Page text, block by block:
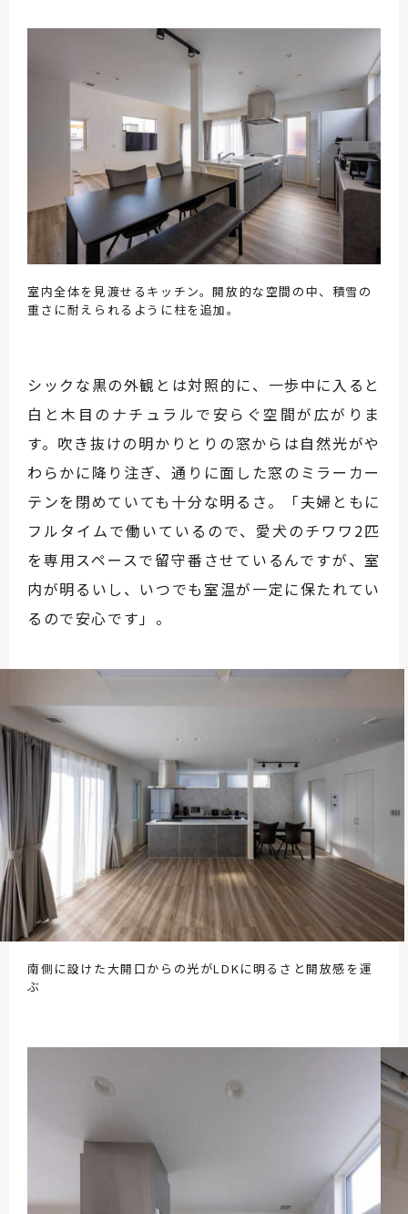
室内全体を見渡せるキッチン。開放的な空間の中、積雪の
重さに耐えられるように柱を追加。
シックな黒の外観とは対照的に、一歩中に入ると
白と木目のナチュラルで安らぐ空間が広がりま
す。吹き抜けの明かりとりの窓からは自然光がや
わらかに降り注ぎ、通りに面した窓のミラーカー
テンを閉めていても十分な明るさ。「夫婦ともに
フルタイムで働いているので、愛犬のチワワ2匹
を専用スペースで留守番させているんですが、室
内が明るいし、いつでも室温が一定に保たれてい
るので安心です」。
南側に設けた大開口からの光がLDKに明るさと開放感を運
ぶ